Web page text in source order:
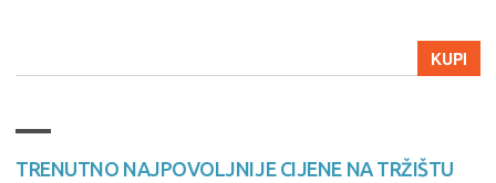
KUPI
TRENUTNO NAJPOVOLJNIJE CIJENE NA TRŽIŠTU